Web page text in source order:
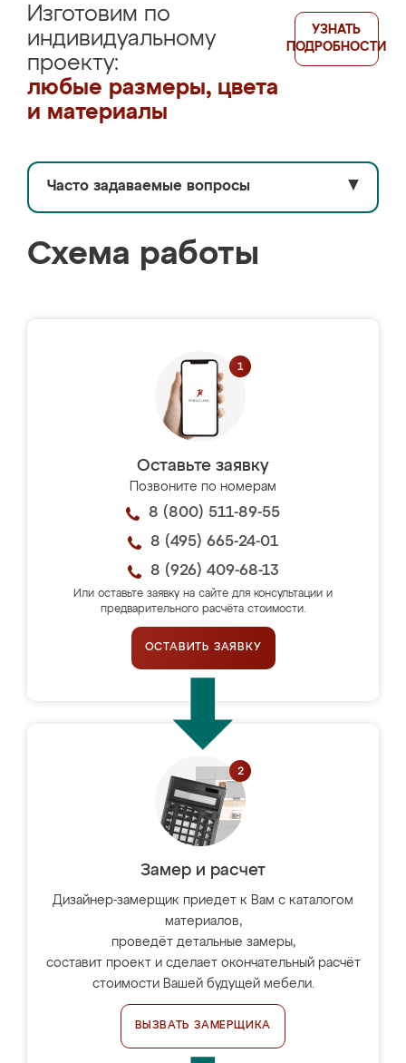
Изготовим по
индивидуальному
проекту:
любые размеры, цвета
и материалы
УЗНАТЬ
ПОДРОБНОСТИ
Часто задаваемые вопросы ▼
Схема работы
Оставьте заявку
Позвоните по номерам
8 (800) 511-89-55
8 (495) 665-24-01
8 (926) 409-68-13
Или оставьте заявку на сайте для консультации и
предварительного расчёта стоимости.
ОСТАВИТЬ ЗАЯВКУ
Замер и расчет
Дизайнер-замерщик приедет к Вам с каталогом
материалов,
проведёт детальные замеры,
составит проект и сделает окончательный расчёт
стоимости Вашей будущей мебели.
ВЫЗВАТЬ ЗАМЕРЩИКА